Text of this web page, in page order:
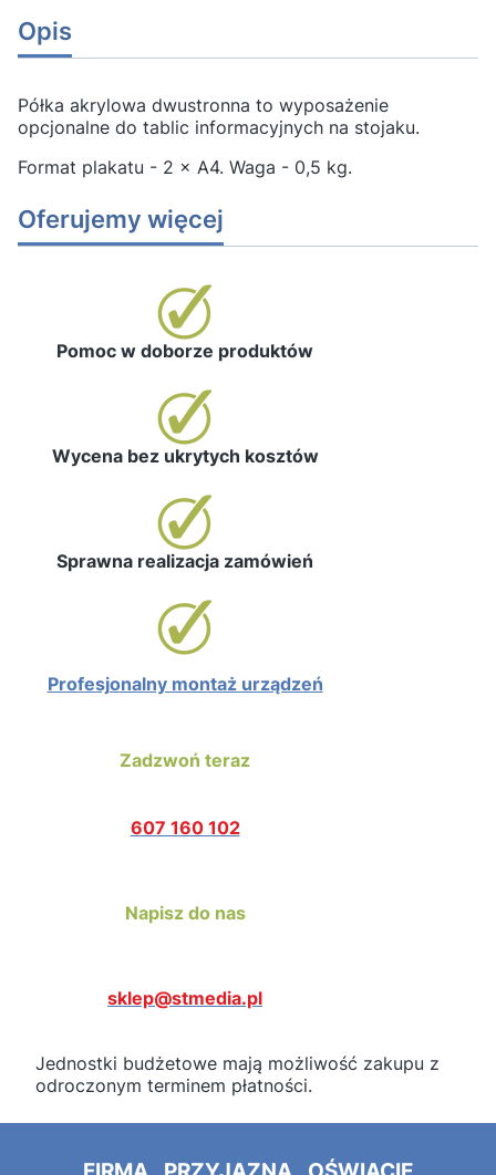
Opis
Półka akrylowa dwustronna to wyposażenie
opcjonalne do tablic informacyjnych na stojaku.
Format plakatu - 2 × A4. Waga - 0,5 kg.
Oferujemy więcej
Pomoc w doborze produktów
Wycena bez ukrytych kosztów
Sprawna realizacja zamówień
Profesjonalny montaż urządzeń
Zadzwoń teraz
607 160 102
Napisz do nas
sklep@stmedia.pl
Jednostki budżetowe mają możliwość zakupu z
odroczonym terminem płatności.